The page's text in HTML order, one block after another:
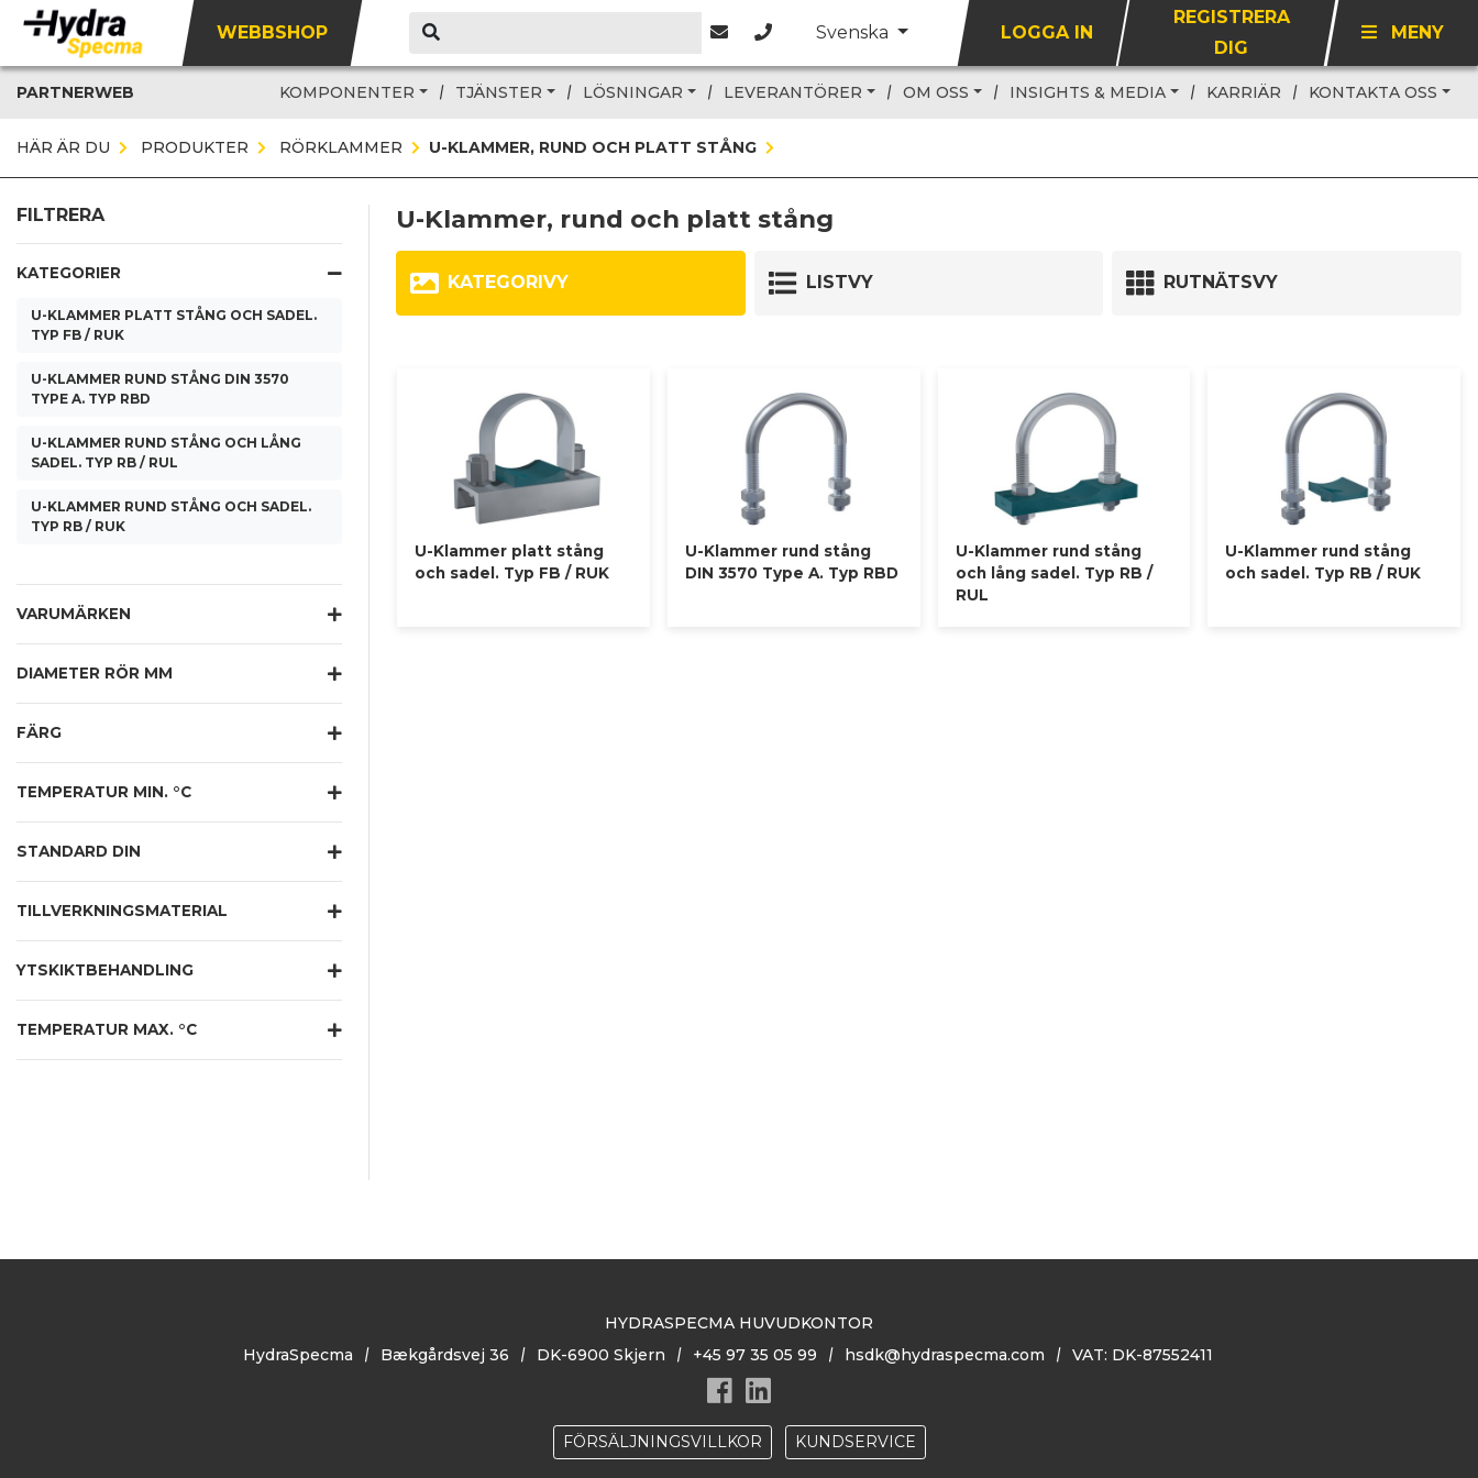
WEBBSHOP Svenska LOGGA IN
REGISTRERA
DIG
MENY
PARTNERWEB KOMPONENTER TJÄNSTER LÖSNINGAR LEVERANTÖRER OM OSS INSIGHTS & MEDIA KARRIÄR KONTAKTA OSS
HÄR ÄR DU PRODUKTER RÖRKLAMMER U-KLAMMER, RUND OCH PLATT STÅNG
FILTRERA
KATEGORIER
U-KLAMMER PLATT STÅNG OCH SADEL.
TYP FB / RUK
U-KLAMMER RUND STÅNG DIN 3570
TYPE A. TYP RBD
U-KLAMMER RUND STÅNG OCH LÅNG
SADEL. TYP RB / RUL
U-KLAMMER RUND STÅNG OCH SADEL.
TYP RB / RUK
VARUMÄRKEN
DIAMETER RÖR MM
FÄRG
TEMPERATUR MIN. °C
STANDARD DIN
TILLVERKNINGSMATERIAL
YTSKIKTBEHANDLING
TEMPERATUR MAX. °C
U-Klammer, rund och platt stång
KATEGORIVY LISTVY RUTNÄTSVY
U-Klammer platt stång
och sadel. Typ FB / RUK
U-Klammer rund stång
DIN 3570 Type A. Typ RBD
U-Klammer rund stång
och lång sadel. Typ RB /
RUL
U-Klammer rund stång
och sadel. Typ RB / RUK
HYDRASPECMA HUVUDKONTOR
HydraSpecma
Bækgårdsvej 36 DK-6900 Skjern +45 97 35 05 99 hsdk@hydraspecma.com VAT: DK-87552411
FÖRSÄLJNINGSVILLKOR KUNDSERVICE